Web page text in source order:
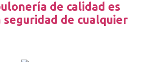
de calidad es
seguridad de cualquier